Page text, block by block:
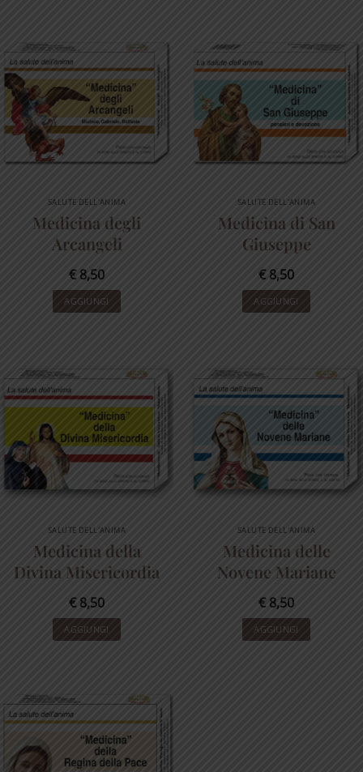
SALUTE DELL'ANIMA
Medicina degli
Arcangeli
€8,50
AGGIUNGI
SALUTE DELL'ANIMA
Medicina di San
Giuseppe
€8,50
AGGIUNGI
SALUTE DELL'ANIMA
Medicina della
Divina Misericordia
€8,50
AGGIUNGI
SALUTE DELL'ANIMA
Medicina delle
Novene Mariane
€ 8,50
AGGIUNGI